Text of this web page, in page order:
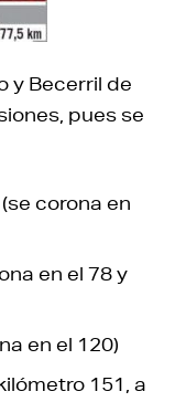
y Becerril de
pues se
corona en
en el 78 y
en el 120)
151, a